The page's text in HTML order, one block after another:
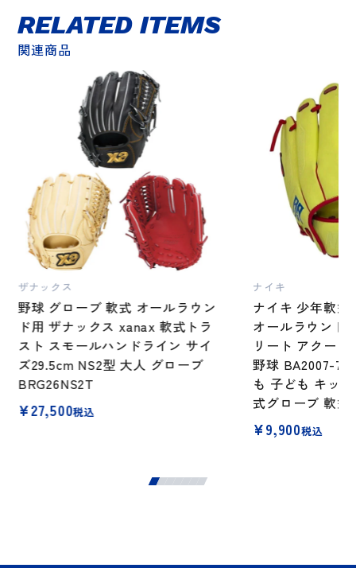
関連商品
RELATED ITEMS
ザナックス
野球 グローブ 軟式 オールラウン
ド用 ザナックス xanax 軟式トラ
スト スモールハンドライン サイ
ズ29.5cm NS2型 大人 グローブ
BRG26NS2T
¥27,500税込
ナイキ
ナイキ 少年軟式
オールラウンド
リート アクー
野球 BA2007-
も 子ども キッ
式グローブ 軟式
¥9,900税込